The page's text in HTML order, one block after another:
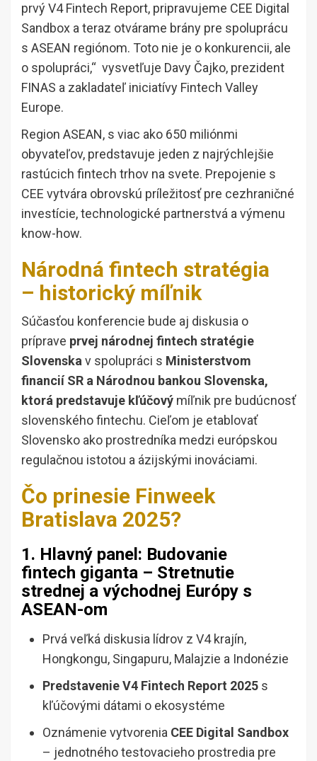
prvý V4 Fintech Report, pripravujeme CEE Digital
Sandbox a teraz otvárame brány pre spoluprácu
s ASEAN regiónom. Toto nie je o konkurencii, ale
o spolupráci,“ vysvetľuje Davy Čajko, prezident
FINAS a zakladateľ iniciatívy Fintech Valley
Europe.
Region ASEAN, s viac ako 650 miliónmi
obyvateľov, predstavuje jeden z najrýchlejšie
rastúcich fintech trhov na svete. Prepojenie s
CEE vytvára obrovskú príležitosť pre cezhraničné
investície, technologické partnerstvá a výmenu
know-how.
Národná fintech stratégia
– historický míľnik
Súčasťou konferencie bude aj diskusia o
príprave prvej národnej fintech stratégie
Slovenskav spolupráci s Ministerstvom
financií SR a Národnou bankou Slovenska,
ktorá predstavuje kľúčový míľnik pre budúcnosť
slovenského fintechu. Cieľom je etablovať
Slovensko ako prostredníka medzi európskou
regulačnou istotou a ázijskými inováciami.
Čo prinesie Finweek
Bratislava 2025?
1. Hlavný panel: Budovanie
fintech giganta – Stretnutie
strednej a východnej Európy s
ASEAN-om
Prvá veľká diskusia lídrov z V4 krajín,
Hongkongu, Singapuru, Malajzie a Indonézie
Predstavenie V4 Fintech Report 2025 s
kľúčovými dátami o ekosystéme
Oznámenie vytvorenia CEE Digital Sandbox
– jednotného testovacieho prostredia pre